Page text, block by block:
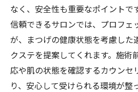
なく、安全性も重要なポイントで
信頼できるサロンでは、プロフェ
が、まつげの健康状態を考慮した
クステを提案してくれます。施術
応や肌の状態を確認するカウンセ
り、安心して受けられる環境が整